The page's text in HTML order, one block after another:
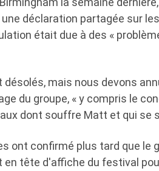
déclaration partagée sur
était due à des «
mais nous devons
du groupe, « y compris le
dont souffre Matt et qui se
ont confirmé plus tard que le
en tête d'affiche du festival